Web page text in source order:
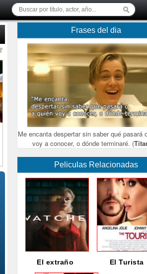
Frases del dia
Me encanta despertar sin saber qué pasará
voy a conocer, o dónde terminaré. (
Peliculas Relacionadas
El extraño El Turista